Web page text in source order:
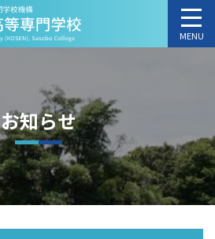
MENU
お知らせ